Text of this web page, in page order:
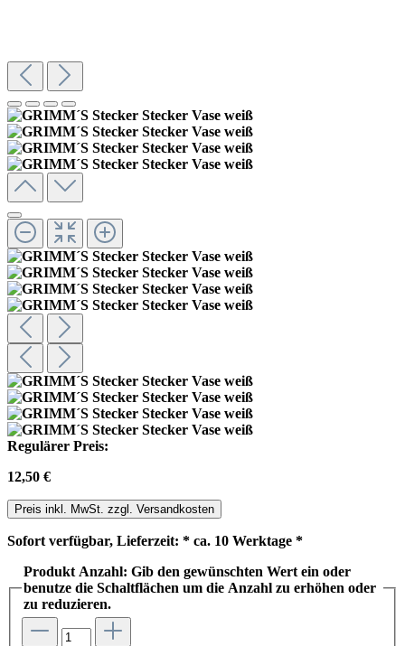
Regulärer Preis:
12,50 €
Preis inkl. MwSt. zzgl. Versandkosten
Sofort verfügbar, Lieferzeit: * ca. 10 Werktage *
Produkt Anzahl: Gib den gewünschten Wert ein oder
benutze die Schaltflächen um die Anzahl zu erhöhen oder
zu reduzieren.